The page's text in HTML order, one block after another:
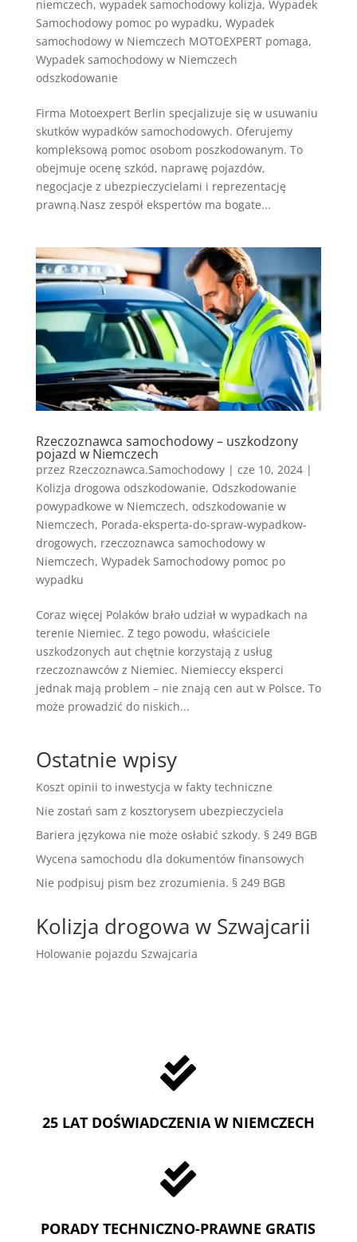
niemczech, wypadek samochodowy kolizja, Wypadek
Samochodowy pomoc po wypadku, Wypadek
samochodowy w Niemczech MOTOEXPERT pomaga,
Wypadek samochodowy w Niemczech
odszkodowanie
Firma Motoexpert Berlin specjalizuje się w usuwaniu
skutków wypadków samochodowych. Oferujemy
kompleksową pomoc osobom poszkodowanym. To
obejmuje ocenę szkód, naprawę pojazdów,
negocjacje z ubezpieczycielami i reprezentację
prawną.Nasz zespół ekspertów ma bogate...
Rzeczoznawca samochodowy – uszkodzony
pojazd w Niemczech
przez Rzeczoznawca.Samochodowy| cze 10, 2024|
Kolizja drogowa odszkodowanie, Odszkodowanie
powypadkowe w Niemczech, odszkodowanie w
Niemczech, Porada-eksperta-do-spraw-wypadkow-
drogowych, rzeczoznawca samochodowy w
Niemczech, Wypadek Samochodowy pomoc po
wypadku
Coraz więcej Polaków brało udział w wypadkach na
terenie Niemiec. Z tego powodu, właściciele
uszkodzonych aut chętnie korzystają z usług
rzeczoznawców z Niemiec. Niemieccy eksperci
jednak mają problem – nie znają cen aut w Polsce. To
może prowadzić do niskich...
Ostatnie wpisy
Koszt opinii to inwestycja w fakty techniczne
Nie zostań sam z kosztorysem ubezpieczyciela
Bariera językowa nie może osłabić szkody. § 249 BGB
Wycena samochodu dla dokumentów finansowych
Nie podpisuj pism bez zrozumienia. § 249 BGB
Kolizja drogowa w Szwajcarii
Holowanie pojazdu Szwajcaria

25 LAT DOŚWIADCZENIA W NIEMCZECH

PORADY TECHNICZNO-PRAWNE GRATIS